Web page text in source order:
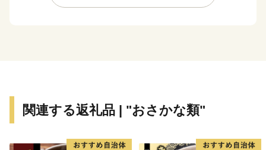
壱岐牛、ウニ、海産物など、豊饒な自然が育むS級食
関連する返礼品 | "おさかな類"